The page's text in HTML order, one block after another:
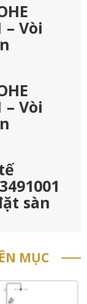
– Vòi
– Vòi
sàn
MỤC